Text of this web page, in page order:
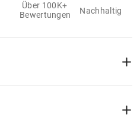
Über 100K+
Bewertungen
Nachhaltig